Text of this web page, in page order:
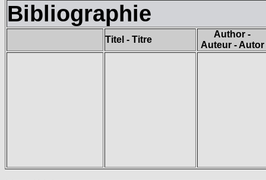
Bibliographie
Titel - Titre
Author -
Auteur - Autor